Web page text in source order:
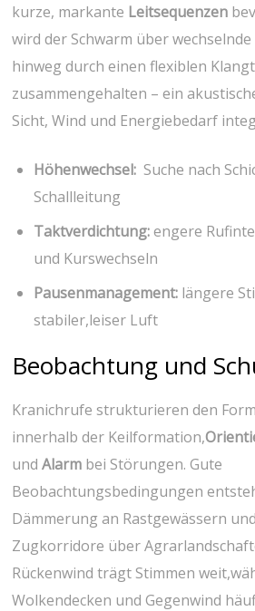
kurze, markante Leitsequenzen
wird der Schwarm über
⁢hinweg durch einen flexiblen
zusammengehalten⁣ – ein
Sicht,⁤ Wind und Energiebedarf
Höhenwechsel:
Suche nach
Schallleitung
Taktverdichtung:engere
‌und ⁢Kurswechseln
Pausenmanagement: längere
stabiler,leiser Luft
Beobachtung und
Kranichrufe strukturieren den
innerhalb⁢ der Keilformation,
undAlarm bei Störungen. Gute
Beobachtungsbedingungen​
Dämmerung an‍ Rastgewässern
Zugkorridore über
Rückenwind trägt Stimmen
Wolkendecken und Gegenwind